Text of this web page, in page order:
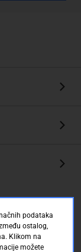
podataka
ostalog,
Klikom na
možete